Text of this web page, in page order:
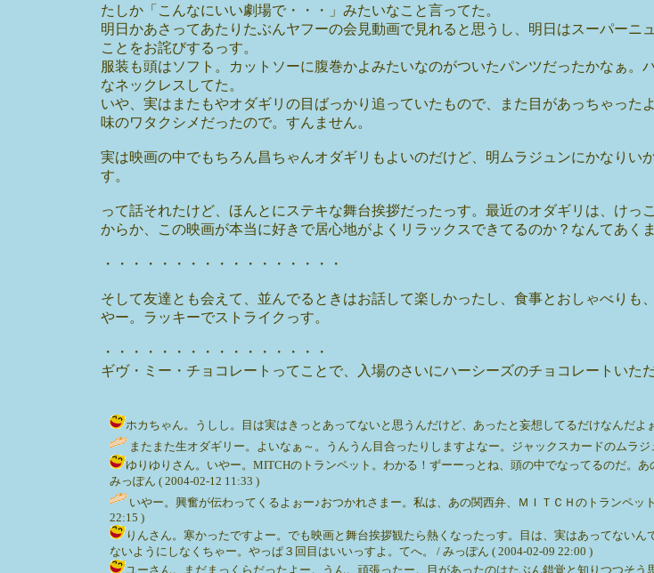
たしか「こんなにいい劇場で・・・」みたいなこと言ってた。
明日かあさってあたりたぶんヤフーの会見動画で見れると思うし、明日はスーパー
ことをお詫びするっす。
服装も頭はソフト。カットソーに腹巻かよみたいなのがついたパンツだったかなぁ
なネックレスしてた。
いや、実はまたもやオダギリの目ばっかり追っていたもので、また目があっちゃっ
味のワタクシメだったので。すんません。
実は映画の中でもちろん昌ちゃんオダギリもよいのだけど、明ムラジュンにかなり
す。
って話それたけど、ほんとにステキな舞台挨拶だったっす。最近のオダギリは、け
からか、この映画が本当に好きで居心地がよくリラックスできてるのか？なんてあく
・・・・・・・・・・・・・・・・・
そして友達とも会えて、並んでるときはお話して楽しかったし、食事とおしゃべりも
やー。ラッキーでストライクっす。
・・・・・・・・・・・・・・・・
ギヴ・ミー・チョコレートってことで、入場のさいにハーシーズのチョコレートいた
ホカちゃん。うしし。目は実はきっとあってないと思うんだけど、あったと妄想してるだけなんだ
またまた生オダギリー。よいなぁ～。うんうん目合ったりしますよなー。ジャックスカードのムラ
ゆりゆりさん。いやー。MITCHのトランペット。わかる！ずーーっとね、頭の中でなってるのだ。
みっぽん ( 2004-02-12 11:33 )
いやー。興奮が伝わってくるよぉー♪おつかれさまー。私は、あの関西弁、ＭＩＴＣＨのトランペ
22:15 )
りんさん。寒かったですよー。でも映画と舞台挨拶観たら熱くなったっす。目は、実はあってない
ないようにしなくちゃー。やっぱ３回目はいいっすよ。てへ。 / みっぽん ( 2004-02-09 22:00 )
ユーさん。まだまっくらだったよー。うん。頑張ったー。目があったのはたぶん錯覚と知りつつそう